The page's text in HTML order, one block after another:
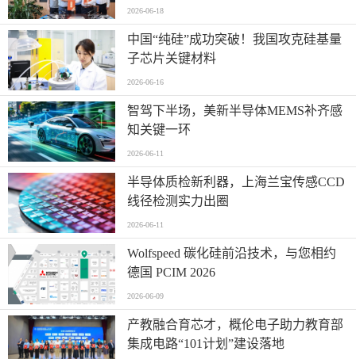
2026-06-18
中国“纯硅”成功突破！我国攻克硅基量
子芯片关键材料
2026-06-16
智驾下半场，美新半导体MEMS补齐感
知关键一环
2026-06-11
半导体质检新利器，上海兰宝传感CCD
线径检测实力出圈
2026-06-11
Wolfspeed 碳化硅前沿技术，与您相约
德国 PCIM 2026
2026-06-09
产教融合育芯才，概伦电子助力教育部
集成电路“101计划”建设落地